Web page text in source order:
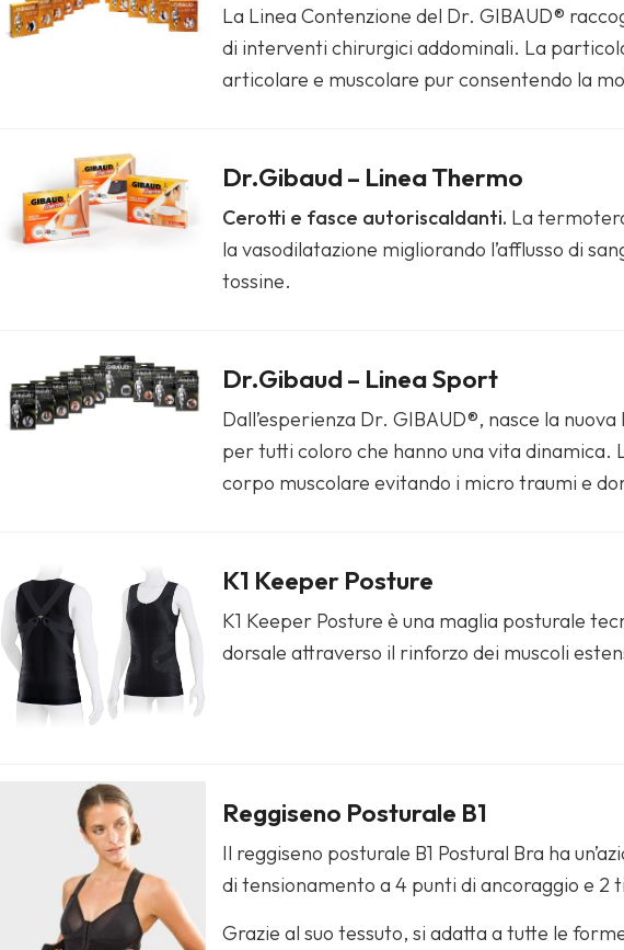
La Linea Contenzione del Dr. GIBAUD®
di interventi chirurgici addominali. La
articolare e muscolare pur consentendo la
Dr.Gibaud – Linea Thermo
Cerotti e fasce autoriscaldanti. La
la vasodilatazione migliorando l’afflusso di
tossine.
Dr.Gibaud – Linea Sport
Dall’esperienza Dr. GIBAUD®, nasce la
per tutti coloro che hanno una vita
corpo muscolare evitando i micro traumi e
K1 Keeper Posture
K1 Keeper Posture è una maglia posturale
dorsale attraverso il rinforzo dei muscoli
Reggiseno Posturale B1
Il reggiseno posturale B1 Postural Bra ha
di tensionamento a 4 punti di ancoraggio e 2
Grazie al suo tessuto, si adatta a tutte le